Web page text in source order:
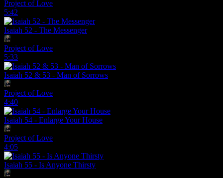
Project of Love
5:42
Isaiah 52 - The Messenger
Project of Love
5:33
Isaiah 52 & 53 - Man of Sorrows
Project of Love
4:40
Isaiah 54 - Enlarge Your House
Project of Love
4:05
Isaiah 55 - Is Anyone Thirsty